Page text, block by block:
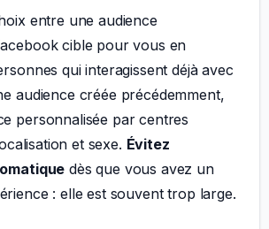
entre une audience
cible pour vous en
qui interagissent déjà avec
audience créée précédemment,
personnalisée par centres
et sexe. Évitez
dès que vous avez un
: elle est souvent trop large.